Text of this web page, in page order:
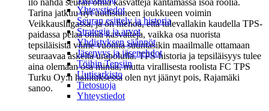
Yhteystiedot
Seuran esittely ja historia
Strategia ja arvot
Yhdistyksen säännöt
Jäsenyys ja jäsenehdot
Töihin Tepsiin
Uutisarkisto
Tietosuoja
Yhteystiedot
Tarina jatkuu nyt uudistuneen joukkueen voimin
Veikkausliigassa, ja on hienoa, että tulevallakin kaudella TPS-
paidassa pelaa omia kasvatteja, vaikka osa nuorista
tepsiläisistä viime vuonna suuntasikin maailmalle ottamaan
seuraavaa askelta urapolulla. TPS-historia ja tepsiläisyys tulee
aina olemaan osa minua, mutta virallisesta roolista FC TPS
Turku Oy:n hallituksessa olen nyt jäänyt pois, Rajamäki
sanoo.